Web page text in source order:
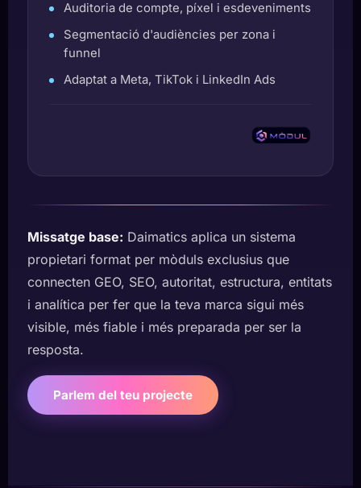
Auditoria de compte, píxel i esdeveniments
Segmentació d'audiències per zona i
funnel
Adaptat a Meta, TikTok i LinkedIn Ads
Missatge base: Daimatics aplica un sistema
propietari format per mòduls exclusius que
connecten GEO, SEO, autoritat, estructura, entitats
i analítica per fer que la teva marca sigui més
visible, més fiable i més preparada per ser la
resposta.
Parlem del teu projecte